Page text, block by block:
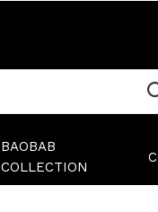
BAOBAB
COLLECTION